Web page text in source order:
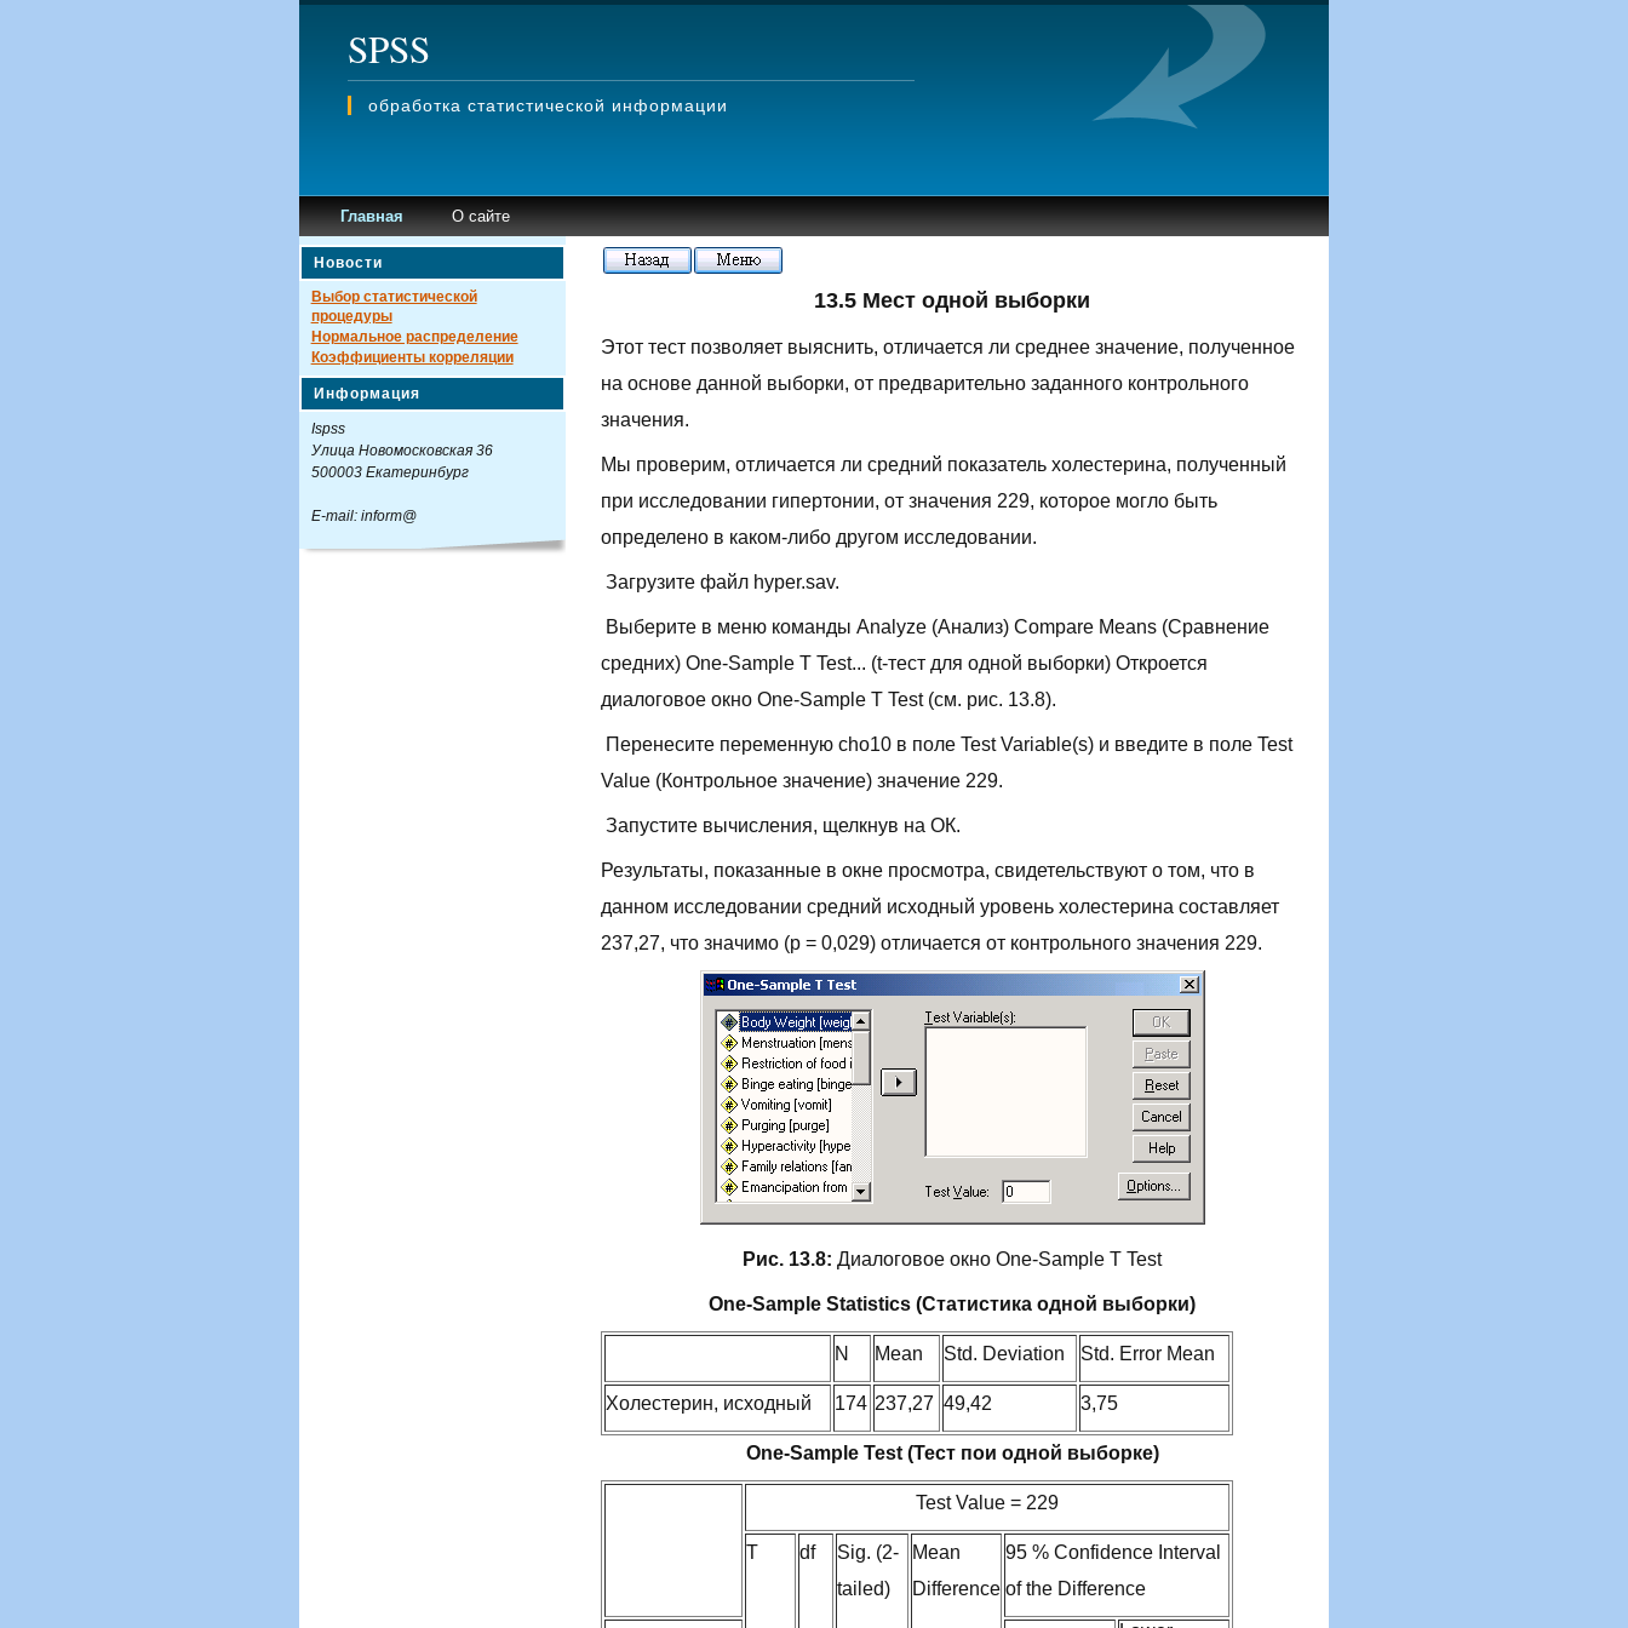
SPSS
обработка статистической информации
Главная О сайте
13.5 Мест одной выборки
Этот тест позволяет выяснить, отличается ли среднее значение, полученное
на основе данной выборки, от предварительно заданного контрольного
значения.
Мы проверим, отличается ли средний показатель холестерина, полученный
при исследовании гипертонии, от значения 229, которое могло быть
определено в каком-либо другом исследовании.
Загрузите файл hyper.sav.
Выберите в меню команды Analyze (Анализ) Compare Means (Сравнение
средних) One-Sample T Test... (t-тест для одной выборки) Откроется
диалоговое окно One-Sample T Test (см. рис. 13.8).
Перенесите переменную cho10 в поле Test Variable(s) и введите в поле Test
Value (Контрольное значение) значение 229.
Запустите вычисления, щелкнув на ОК.
Результаты, показанные в окне просмотра, свидетельствуют о том, что в
данном исследовании средний исходный уровень холестерина составляет
237,27, что значимо (р = 0,029) отличается от контрольного значения 229.
Рис. 13.8:Диалоговое окно One-Sample T Test
One-Sample Statistics (Статистика одной выборки)
N Mean Std. Deviation Std. Error Mean
Холестерин, исходный 174 237,27 49,42 3,75
One-Sample Test (Тест пои одной выборке)
Test Value = 229
T df
Sig. (2-
tailed)
Mean
Difference
95 % Confidence Interval
of the Difference
Новости
Выбор статистической
процедуры
Нормальное распределение
Коэффициенты корреляции
Информация
Ispss
Улица Новомосковская 36
500003 Екатеринбург
E-mail: inform@